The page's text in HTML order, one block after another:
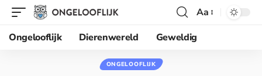
Aa
Ongelooflijk
Dierenwereld Geweldig
ONGELOOFLIJK